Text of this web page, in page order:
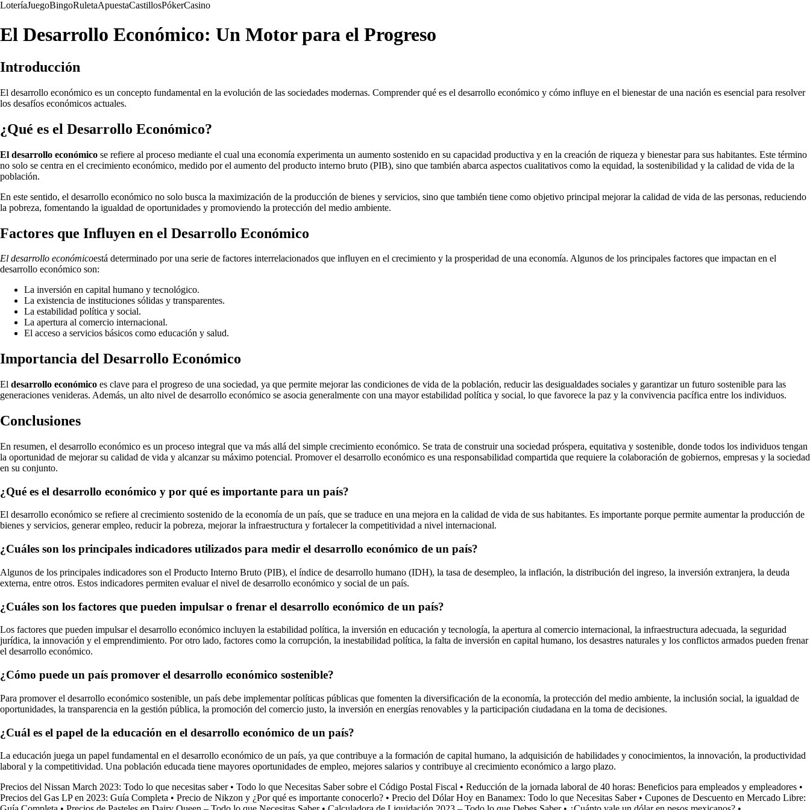
LoteríaJuegoBingoRuletaApuestaCastillosPókerCasino
El Desarrollo Económico: Un Motor para el Progreso
Introducción
El desarrollo económico es un concepto fundamental en la evolución de las sociedades modernas. Comprender qué es el desarrollo económico y cómo influye en el bienestar de una nación es esencial para resolver
los desafíos económicos actuales.
¿Qué es el Desarrollo Económico?
El desarrollo económico se refiere al proceso mediante el cual una economía experimenta un aumento sostenido en su capacidad productiva y en la creación de riqueza y bienestar para sus habitantes. Este término
no solo se centra en el crecimiento económico, medido por el aumento del producto interno bruto (PIB), sino que también abarca aspectos cualitativos como la equidad, la sostenibilidad y la calidad de vida de la
población.
En este sentido, el desarrollo económico no solo busca la maximización de la producción de bienes y servicios, sino que también tiene como objetivo principal mejorar la calidad de vida de las personas, reduciendo
la pobreza, fomentando la igualdad de oportunidades y promoviendo la protección del medio ambiente.
Factores que Influyen en el Desarrollo Económico
El desarrollo económicoestá determinado por una serie de factores interrelacionados que influyen en el crecimiento y la prosperidad de una economía. Algunos de los principales factores que impactan en el
desarrollo económico son:
La inversión en capital humano y tecnológico.
La existencia de instituciones sólidas y transparentes.
La estabilidad política y social.
La apertura al comercio internacional.
El acceso a servicios básicos como educación y salud.
Importancia del Desarrollo Económico
El desarrollo económico es clave para el progreso de una sociedad, ya que permite mejorar las condiciones de vida de la población, reducir las desigualdades sociales y garantizar un futuro sostenible para las
generaciones venideras. Además, un alto nivel de desarrollo económico se asocia generalmente con una mayor estabilidad política y social, lo que favorece la paz y la convivencia pacífica entre los individuos.
Conclusiones
En resumen, el desarrollo económico es un proceso integral que va más allá del simple crecimiento económico. Se trata de construir una sociedad próspera, equitativa y sostenible, donde todos los individuos tengan
la oportunidad de mejorar su calidad de vida y alcanzar su máximo potencial. Promover el desarrollo económico es una responsabilidad compartida que requiere la colaboración de gobiernos, empresas y la sociedad
en su conjunto.
¿Qué es el desarrollo económico y por qué es importante para un país?
El desarrollo económico se refiere al crecimiento sostenido de la economía de un país, que se traduce en una mejora en la calidad de vida de sus habitantes. Es importante porque permite aumentar la producción de
bienes y servicios, generar empleo, reducir la pobreza, mejorar la infraestructura y fortalecer la competitividad a nivel internacional.
¿Cuáles son los principales indicadores utilizados para medir el desarrollo económico de un país?
Algunos de los principales indicadores son el Producto Interno Bruto (PIB), el índice de desarrollo humano (IDH), la tasa de desempleo, la inflación, la distribución del ingreso, la inversión extranjera, la deuda
externa, entre otros. Estos indicadores permiten evaluar el nivel de desarrollo económico y social de un país.
¿Cuáles son los factores que pueden impulsar o frenar el desarrollo económico de un país?
Los factores que pueden impulsar el desarrollo económico incluyen la estabilidad política, la inversión en educación y tecnología, la apertura al comercio internacional, la infraestructura adecuada, la seguridad
jurídica, la innovación y el emprendimiento. Por otro lado, factores como la corrupción, la inestabilidad política, la falta de inversión en capital humano, los desastres naturales y los conflictos armados pueden frenar
el desarrollo económico.
¿Cómo puede un país promover el desarrollo económico sostenible?
Para promover el desarrollo económico sostenible, un país debe implementar políticas públicas que fomenten la diversificación de la economía, la protección del medio ambiente, la inclusión social, la igualdad de
oportunidades, la transparencia en la gestión pública, la promoción del comercio justo, la inversión en energías renovables y la participación ciudadana en la toma de decisiones.
¿Cuál es el papel de la educación en el desarrollo económico de un país?
La educación juega un papel fundamental en el desarrollo económico de un país, ya que contribuye a la formación de capital humano, la adquisición de habilidades y conocimientos, la innovación, la productividad
laboral y la competitividad. Una población educada tiene mayores oportunidades de empleo, mejores salarios y contribuye al crecimiento económico a largo plazo.
Precios del Nissan March 2023: Todo lo que necesitas saber• Todo lo que Necesitas Saber sobre el Código Postal Fiscal • Reducción de la jornada laboral de 40 horas: Beneficios para empleados y empleadores •
Precios del Gas LP en 2023: Guía Completa • Precio de Nikzon y ¿Por qué es importante conocerlo? • Precio del Dólar Hoy en Banamex: Todo lo que Necesitas Saber• Cupones de Descuento en Mercado Libre: